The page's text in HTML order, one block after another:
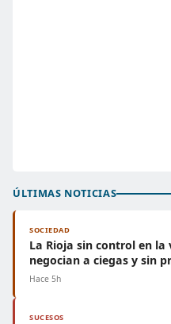
ÚLTIMAS NOTICIAS
SOCIEDAD
La Rioja sin control en
negocian a ciegas y sin
Hace 5h
SUCESOS